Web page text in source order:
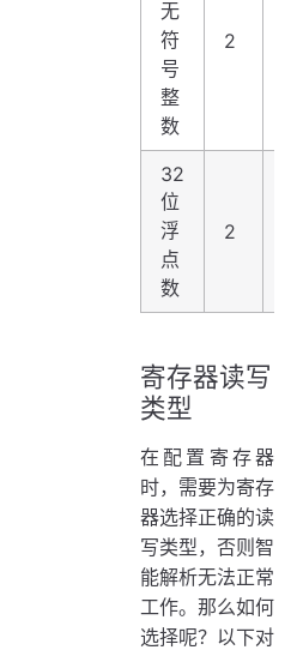
无
符
号
整
数
2
32
位
浮
点
数
2
寄存器读写
类型
在配置寄存器
时，需要为寄存
器选择正确的读
写类型，否则智
能解析无法正常
工作。那么如何
选择呢？以下对